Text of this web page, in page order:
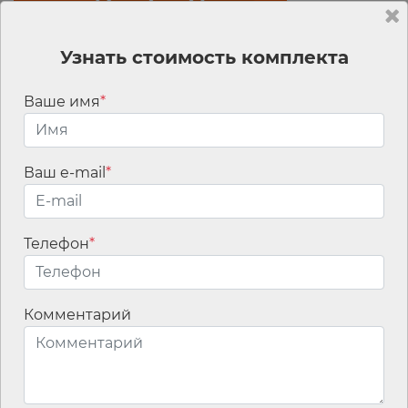
Узнать стоимость комплекта
Ваше имя*
Ваш e-mail *
Телефон*
Комментарий
Мы используем
файлы cookies для
улучшения
работы сайта, а
также сервис